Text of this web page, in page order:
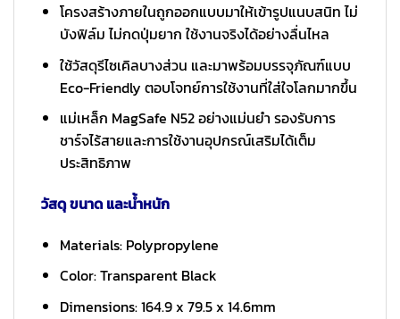
โครงสร้างภายในถูกออกแบบมาให้เข้ารูปแนบสนิท ไม่
บังฟิล์ม ไม่กดปุ่มยาก ใช้งานจริงได้อย่างลื่นไหล
ใช้วัสดุรีไซเคิลบางส่วน และมาพร้อมบรรจุภัณฑ์แบบ
Eco-Friendly ตอบโจทย์การใช้งานที่ใส่ใจโลกมากขึ้น
แม่เหล็ก MagSafe N52 อย่างแม่นยำ รองรับการ
ชาร์จไร้สายและการใช้งานอุปกรณ์เสริมได้เต็ม
ประสิทธิภาพ
วัสดุ ขนาด และน้ำหนัก
Materials: Polypropylene
Color: Transparent Black
Dimensions: 164.9 x 79.5 x 14.6mm